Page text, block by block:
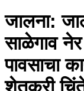
जालना:
साळेगाव
पावसाचा